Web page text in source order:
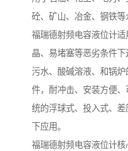
砼、矿山、冶金、钢铁等
福瑞德射频电容液位计
晶、易堵塞等恶劣条件
污水、酸碱溶液、和锅
件，耐冲击、安装方便
统的浮球式、投入式、
下应用。
福瑞德射频电容液位计